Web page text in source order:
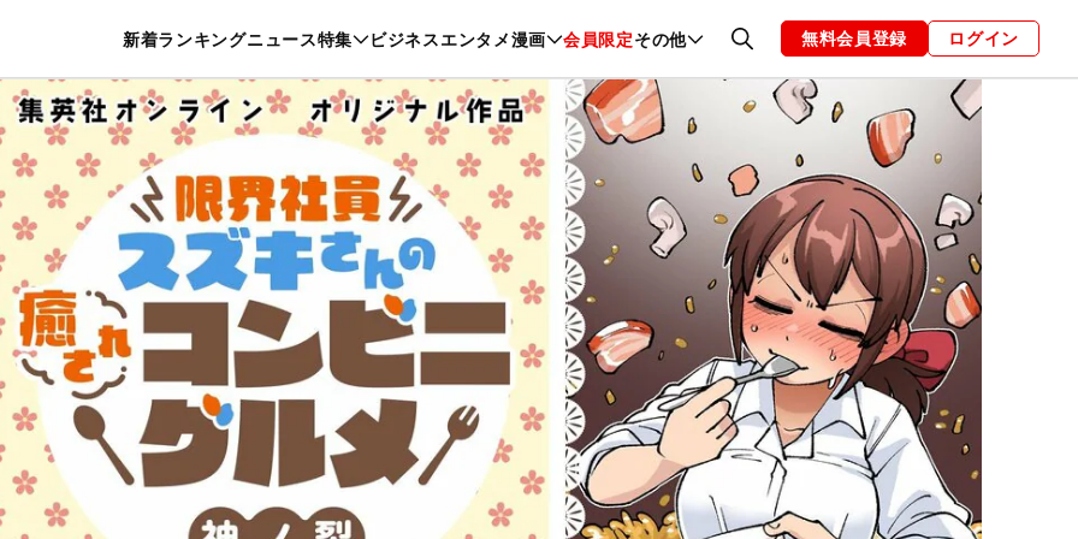
新着ランキングニュース特集 ビジネスエンタメ漫画 会員限定その他
暮らし スポーツ ヘルスケア 美容 グルメ ファッション 恋愛・結婚 編集部 お知らせ
無料会員登録 ログイン